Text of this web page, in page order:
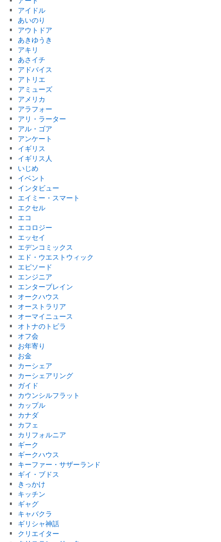
アイドル
あいのり
アウトドア
あきゆうき
アキリ
あさイチ
アドバイス
アトリエ
アミューズ
アメリカ
アラフォー
アリ・ラーター
アル・ゴア
アンケート
イギリス
イギリス人
いじめ
イベント
インタビュー
エイミー・スマート
エクセル
エコ
エコロジー
エッセイ
エデンコミックス
エド・ウエストウィック
エピソード
エンジニア
エンターブレイン
オークハウス
オーストラリア
オーマイニュース
オトナのトビラ
オフ会
お年寄り
お金
カーシェア
カーシェアリング
ガイド
カウンシルフラット
カップル
カナダ
カフェ
カリフォルニア
ギーク
ギークハウス
キーファー・サザーランド
ギイ・ブドス
きっかけ
キッチン
ギャグ
キャバクラ
ギリシャ神話
クリエイター